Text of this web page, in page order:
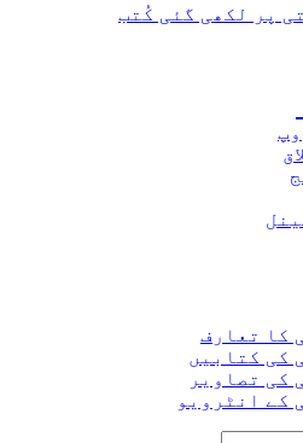
پر لکھی گئی کُتب
کا تعارف
کی کتابیں
کی تصاویر
کے انٹرویو